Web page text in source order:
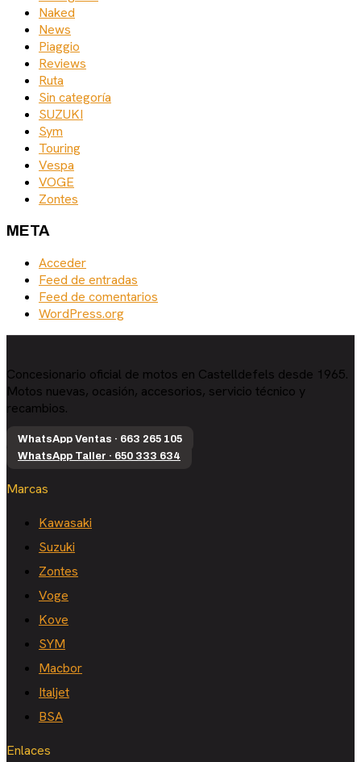
Naked
News
Piaggio
Reviews
Ruta
Sin categoría
SUZUKI
Sym
Touring
Vespa
VOGE
Zontes
META
Acceder
Feed de entradas
Feed de comentarios
WordPress.org
Concesionario oficial de motos en Castelldefels desde 1965.
Motos nuevas, ocasión, accesorios, servicio técnico y
recambios.
WhatsApp Ventas · 663 265 105
WhatsApp Taller · 650 333 634
Marcas
Kawasaki
Suzuki
Zontes
Voge
Kove
SYM
Macbor
Italjet
BSA
Enlaces